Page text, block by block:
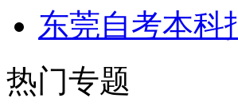
东莞自考本科
热门专题